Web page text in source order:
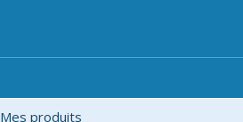
Mes produits